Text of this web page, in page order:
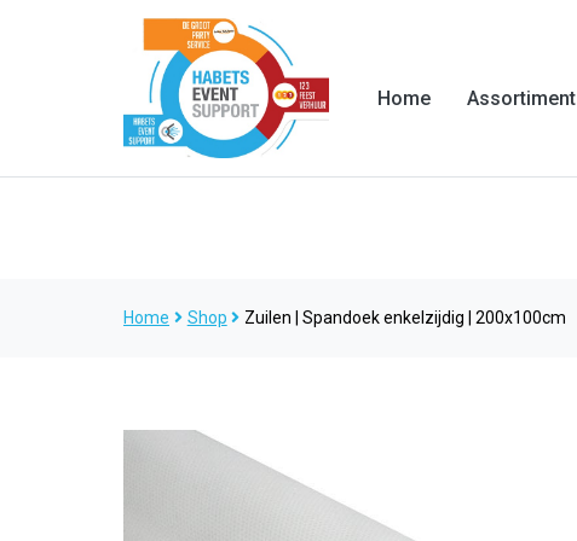
Home Assortiment
Home Shop Zuilen | Spandoek enkelzijdig | 200x100cm